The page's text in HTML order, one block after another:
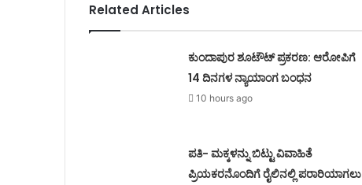
Related Articles
ಕುಂದಾಪುರ ಶೂಟೌಟ್ ಪ್ರಕರಣ: ಆರೋಪಿಗೆ
14 ದಿನಗಳ ನ್ಯಾಯಾಂಗ ಬಂಧನ
10 hours ago
ಪತಿ- ಮಕ್ಕಳನ್ನು ಬಿಟ್ಟು ವಿವಾಹಿತೆ
ಪ್ರಿಯಕರನೊಂದಿಗೆ ರೈಲಿನಲ್ಲಿ ಪರಾರಿಯಾಗಲು